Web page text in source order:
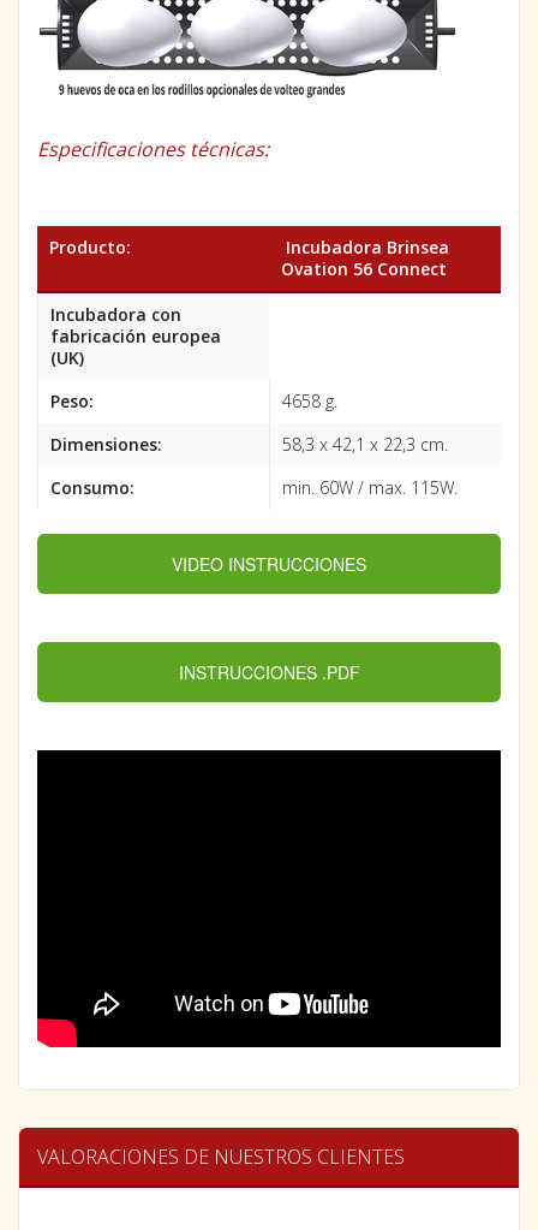
Especificaciones técnicas:
Producto:
Incubadora Brinsea
Ovation 56 Connect
Incubadora con
fabricación europea
(UK)
Peso:
4658 g.
Dimensiones:
58,3 x 42,1 x 22,3 cm.
Consumo:
min. 60W / max. 115W.
VIDEO INSTRUCCIONES
INSTRUCCIONES .PDF
VALORACIONES DE NUESTROS CLIENTES